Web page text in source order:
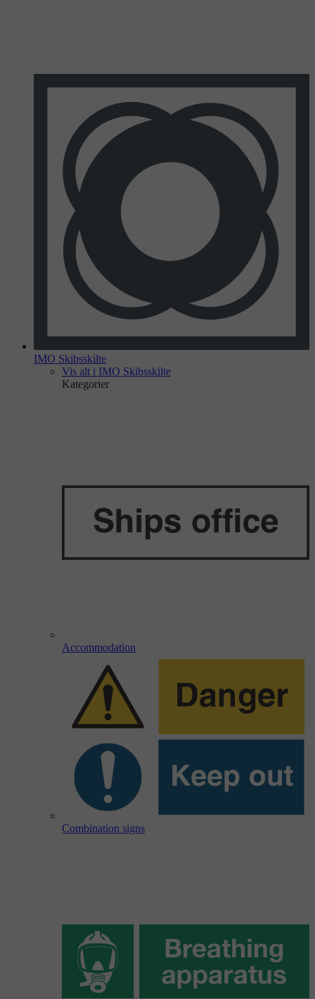
IMO Skibsskilte
Vis alt i IMO Skibsskilte
Kategorier
Accommodation
Combination signs